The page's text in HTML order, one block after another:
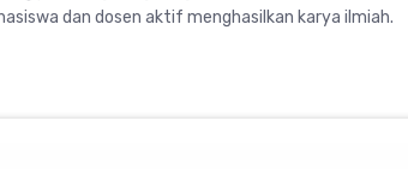
dan dosen aktif menghasilkan karya ilmiah.